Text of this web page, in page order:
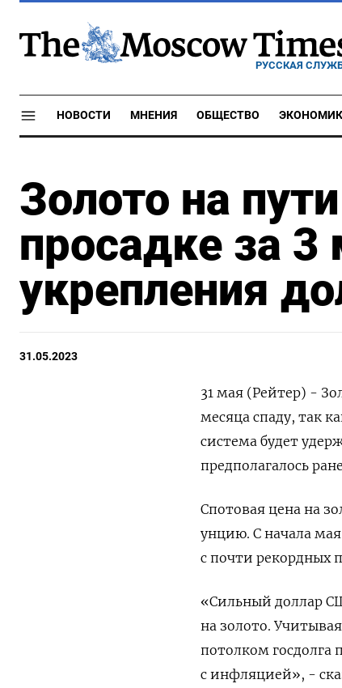
РУССКАЯ
НОВОСТИ МНЕНИЯ ОБЩЕСТВО
Золото на
просадке за 3
укрепления
31.05.2023
31 мая (Рейтер) -
месяца спаду, так
система будет
предполагалось
Спотовая цена на
унцию. С начала
с почти рекордных
«Сильный доллар
на золото.
потолком госдолга
с инфляцией», -